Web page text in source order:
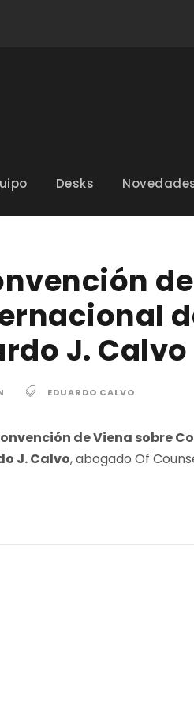
Desks
J. Calvo
EDUARDO CALVO
de Viena sobre
J. Calvo, abogado Of